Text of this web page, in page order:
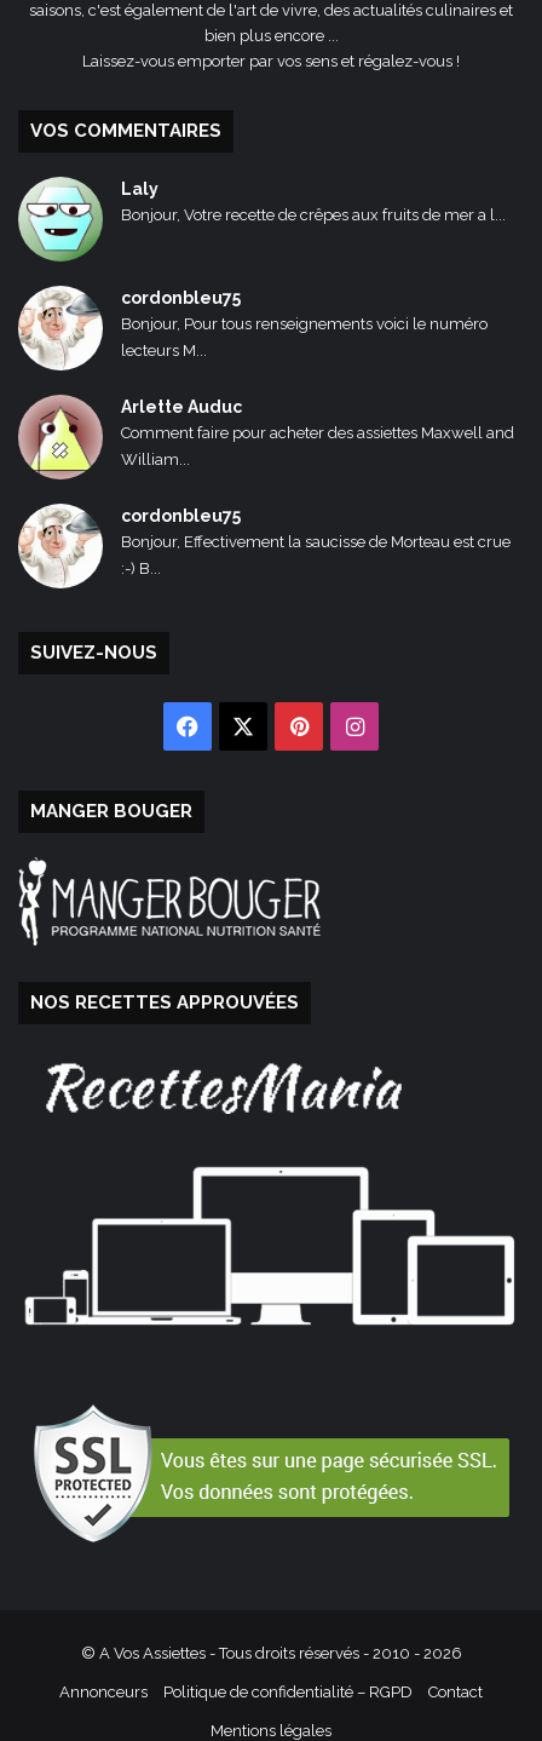
saisons, c'est également de l'art de vivre, des actualités culinaires et
bien plus encore ...
Laissez-vous emporter par vos sens et régalez-vous !
VOS COMMENTAIRES
Laly
Bonjour, Votre recette de crêpes aux fruits de mer a l...
cordonbleu75
Bonjour, Pour tous renseignements voici le numéro
lecteurs M...
Arlette Auduc
Comment faire pour acheter des assiettes Maxwell and
William...
cordonbleu75
Bonjour, Effectivement la saucisse de Morteau est crue
:-) B...
SUIVEZ-NOUS
Facebook PinterestInstagram
MANGER BOUGER
NOS RECETTES APPROUVÉES
© A Vos Assiettes - Tous droits réservés - 2010 - 2026
Annonceurs Politique de confidentialité – RGPD Contact
Mentions légales